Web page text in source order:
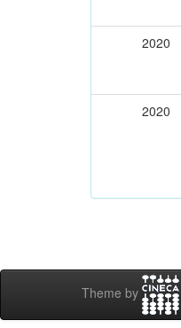
2020
2020
Theme by